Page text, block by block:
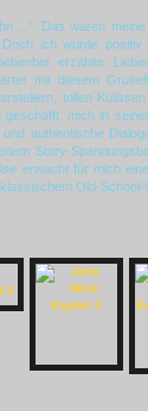
...". Das waren
ich wurde
erzählte
mit diesem
tollen
mich in
authentische
Story-
erwacht für mich
Old-